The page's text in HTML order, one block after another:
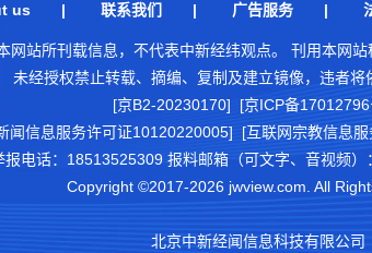
us| 联系我们 | 广告服务|
网站所刊载信息，不代表中新经纬观点。 刊用本网站
未经授权禁止转载、摘编、复制及建立镜像，违者将
[京B2-20230170] [京ICP备17012796
闻信息服务许可证10120220005]
[互联网宗教信息
报电话：18513525309 报料邮箱（可文字、音视频
Copyright ©2017-2026 jwview.com. All
北京中新经闻信息科技有限公司